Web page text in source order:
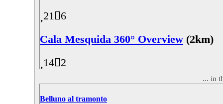
21
6
Cala Mesquida 360° Overview (2km)
14 2
... in
Belluno al tramonto